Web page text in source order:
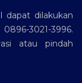
dapat dilakukan
3021-3996.
atau pindah